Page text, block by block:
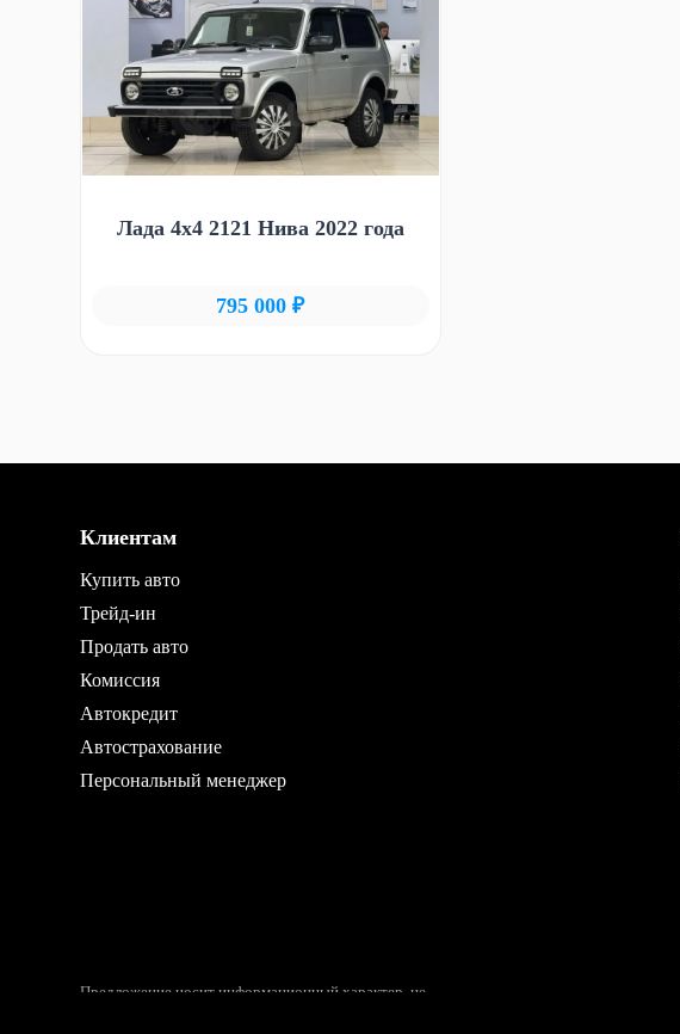
Лада 4x4 2121 Нива 2022 года
795 000 ₽
Клиентам
Купить авто
Трейд-ин
Продать авто
Комиссия
Автокредит
Автострахование
Персональный менеджер
Предложение носит информационный характер, не